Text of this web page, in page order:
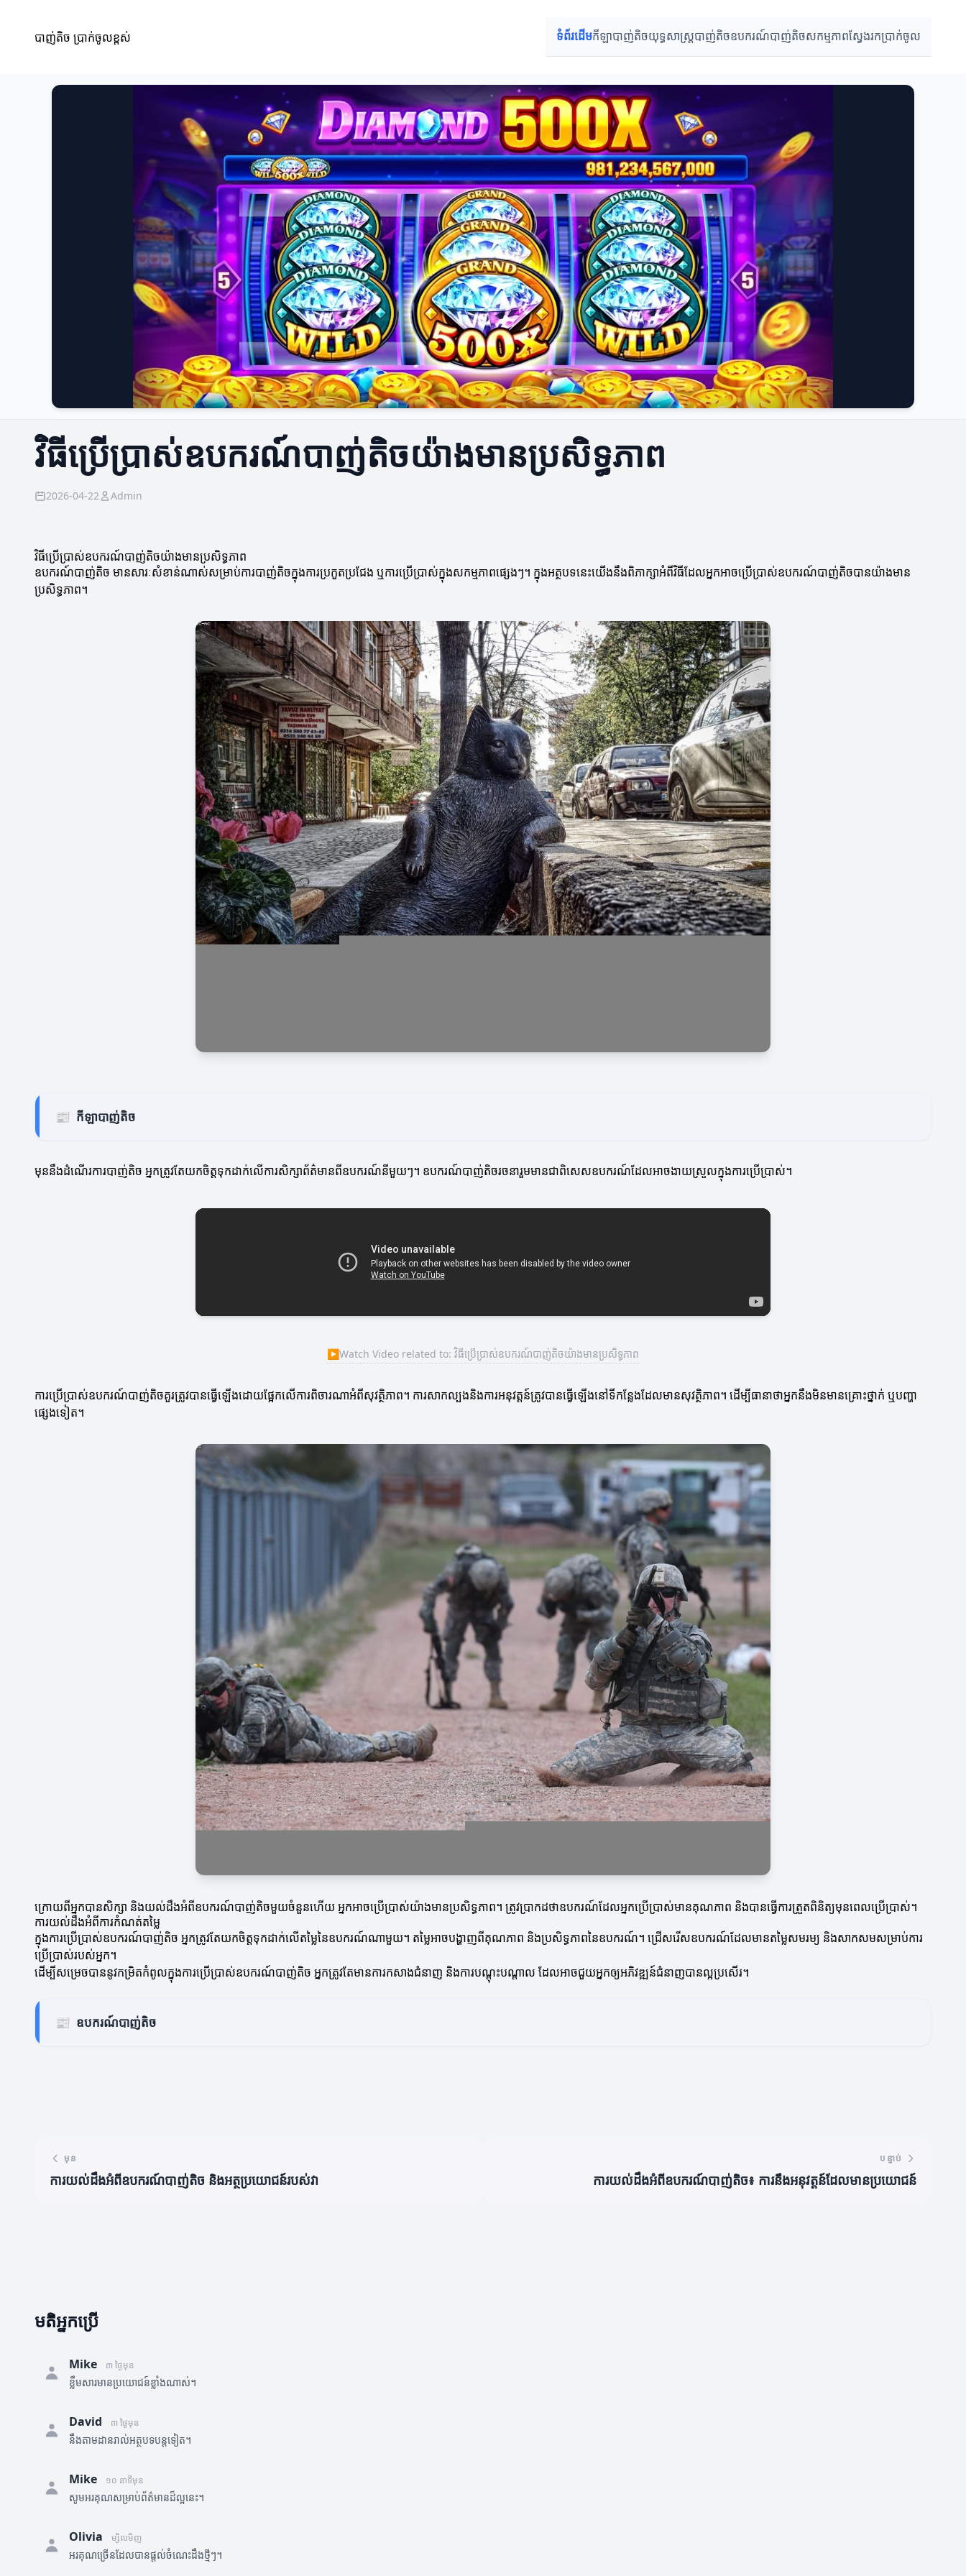
បាញ់តិច ប្រាក់ចូលខ្ពស់ ទំព័រដើមកីឡាបាញ់តិចយុទ្ធសាស្ត្របាញ់តិចឧបករណ៍បាញ់តិចសកម្មភាពស្វែងរកប្រាក់ចូល
វិធីប្រើប្រាស់ឧបករណ៍បាញ់តិចយ៉ាងមានប្រសិទ្ធភាព
2026-04-22 Admin
វិធីប្រើប្រាស់ឧបករណ៍បាញ់តិចយ៉ាងមានប្រសិទ្ធភាព
ឧបករណ៍បាញ់តិច មានសារៈសំខាន់ណាស់សម្រាប់ការបាញ់តិចក្នុងការប្រកួតប្រជែង ឬការប្រើប្រាស់ក្នុងសកម្មភាពផ្សេងៗ។ ក្នុងអត្ថបទនេះយើងនឹងពិភាក្សា​អំពីវិធីដែលអ្នកអាចប្រើប្រាស់ឧបករណ៍បាញ់តិចបានយ៉ាងមាន
ប្រសិទ្ធភាព។
📰 កីឡាបាញ់តិច
មុននឹងដំណើរការបាញ់តិច អ្នកត្រូវតែយកចិត្តទុកដាក់លើការសិក្សាព័ត៌មានពីឧបករណ៍នីមួយៗ។ ឧបករណ៍បាញ់តិចរចនារួមមានជាពិសេសឧបករណ៍ដែលអាចងាយស្រួលក្នុងការប្រើប្រាស់។
▶Watch Video related to: វិធីប្រើប្រាស់ឧបករណ៍បាញ់តិចយ៉ាងមានប្រសិទ្ធភាព
ការប្រើប្រាស់ឧបករណ៍បាញ់តិចគួរត្រូវបានធ្វើឡើងដោយផ្អែកលើការពិចារណាអំពីសុវត្ថិភាព។ ការសាកល្បងនិងការអនុវត្តន៍ត្រូវបានធ្វើឡើងនៅទីកន្លែងដែលមានសុវត្ថិភាព។ ដើម្បីធានាថាអ្នកនឹងមិនមានគ្រោះថ្នាក់ ឬបញ្ហា
ផ្សេងទៀត។
ក្រោយពីអ្នកបានសិក្សា និងយល់ដឹងអំពីឧបករណ៍បាញ់តិចមួយចំនួនហើយ អ្នកអាចប្រើប្រាស់យ៉ាងមានប្រសិទ្ធភាព។ ត្រូវប្រាកដថាឧបករណ៍ដែលអ្នកប្រើប្រាស់មានគុណភាព និងបានធ្វើការត្រួតពិនិត្យមុនពេលប្រើប្រាស់។
ការយល់ដឹងអំពីការកំណត់តម្លៃ
ក្នុងការប្រើប្រាស់ឧបករណ៍បាញ់តិច អ្នកត្រូវតែយកចិត្តទុកដាក់លើតម្លៃនៃឧបករណ៍ណាមួយ។ តម្លៃអាចបង្ហាញពីគុណភាព និងប្រសិទ្ធភាពនៃឧបករណ៍។ ជ្រើសរើសឧបករណ៍ដែលមានតម្លៃសមរម្យ និងសាកសមសម្រាប់ការ
ប្រើប្រាស់របស់អ្នក។
ដើម្បីសម្រេចបាននូវកម្រិតកំពូលក្នុងការប្រើប្រាស់ឧបករណ៍បាញ់តិច អ្នកត្រូវតែមានការកសាងជំនាញ និងការបណ្តុះបណ្តាល ដែលអាចជួយអ្នកឲ្យអភិវឌ្ឍន៍ជំនាញបានល្អប្រសើរ។
📰 ឧបករណ៍បាញ់តិច
មុន
ការយល់ដឹងអំពីឧបករណ៍បាញ់តិច និងអត្ថប្រយោជន៍របស់វា
បន្ទាប់
ការយល់ដឹងអំពីឧបករណ៍បាញ់តិច៖ ការនឹងអនុវត្តន៍ដែលមានប្រយោជន៍
មតិអ្នកប្រើ
Mike ៣ ថ្ងៃមុន
ខ្លឹមសារមានប្រយោជន៍ខ្លាំងណាស់។
David ៣ ថ្ងៃមុន
នឹងតាមដានរាល់អត្ថបទបន្តទៀត។
Mike ១០ នាទីមុន
សូមអរគុណសម្រាប់ព័ត៌មានដ៏ល្អនេះ។
Olivia ម្សិលមិញ
អរគុណច្រើនដែលបានផ្តល់ចំណេះដឹងថ្មីៗ។